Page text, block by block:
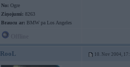
No: Ogre
Ziņojumi: 8263
Braucu ar: BMW pa Los Angeles
RooL 10. Nov 2004,